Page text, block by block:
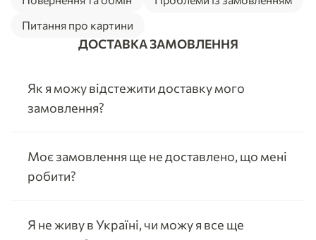
Питання про картини
ДОСТАВКА ЗАМОВЛЕННЯ
Як я можу відстежити доставку мого
замовлення?
Моє замовлення ще не доставлено, що мені
робити?
Я не живу в Україні, чи можу я все ще